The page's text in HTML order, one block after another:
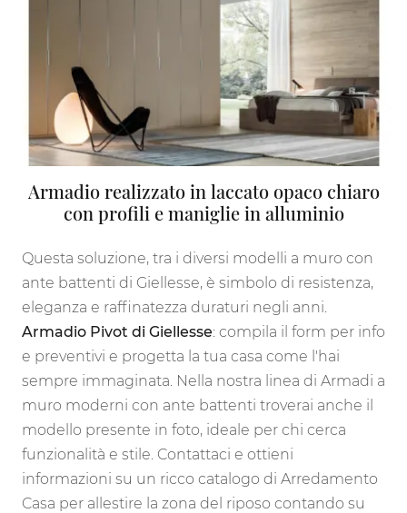
Armadio realizzato in laccato opaco chiaro
con profili e maniglie in alluminio
Questa soluzione, tra i diversi modelli a muro con
ante battenti di Giellesse, è simbolo di resistenza,
eleganza e raffinatezza duraturi negli anni.
Armadio Pivot di Giellesse: compila il form per info
e preventivi e progetta la tua casa come l'hai
sempre immaginata. Nella nostra linea di Armadi a
muro moderni con ante battenti troverai anche il
modello presente in foto, ideale per chi cerca
funzionalità e stile. Contattaci e ottieni
informazioni su un ricco catalogo di Arredamento
Casa per allestire la zona del riposo contando su